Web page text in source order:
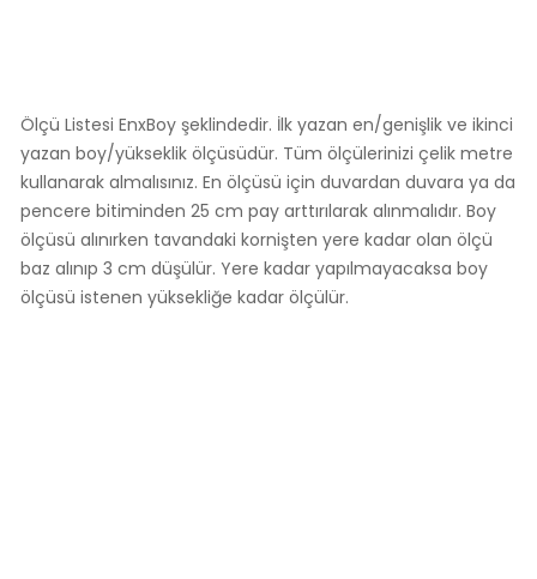
Ölçü Listesi EnxBoy şeklindedir. İlk yazan en/genişlik ve ikinci
yazan boy/yükseklik ölçüsüdür. Tüm ölçülerinizi çelik metre
kullanarak almalısınız. En ölçüsü için duvardan duvara ya da
pencere bitiminden 25 cm pay arttırılarak alınmalıdır. Boy
ölçüsü alınırken tavandaki kornişten yere kadar olan ölçü
baz alınıp 3 cm düşülür. Yere kadar yapılmayacaksa boy
ölçüsü istenen yüksekliğe kadar ölçülür.